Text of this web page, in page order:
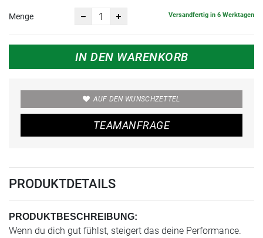
Menge Versandfertig in 6 Werktagen
IN DEN WARENKORB
AUF DEN WUNSCHZETTEL
TEAMANFRAGE
PRODUKTDETAILS
PRODUKTBESCHREIBUNG:
Wenn du dich gut fühlst, steigert das deine Performance.